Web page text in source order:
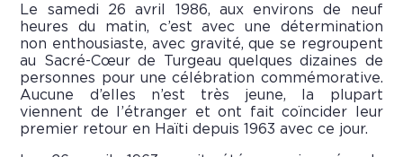
Le samedi 26 avril 1986, aux environs de neuf
heures du matin, c’est avec une détermination
non enthousiaste, avec gravité, que se regroupent
au Sacré-Cœur de Turgeau quelques dizaines de
personnes pour une célébration commémorative.
Aucune d’elles n’est très jeune, la plupart
viennent de l’étranger et ont fait coïncider leur
premier retour en Haïti depuis 1963 avec ce jour.